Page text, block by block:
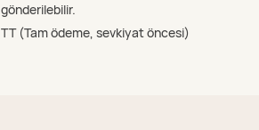
gönderilebilir.
TT (Tam ödeme, sevkiyat öncesi)